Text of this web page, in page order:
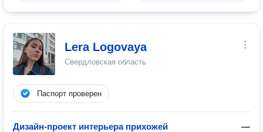
Lera Logovaya
Свердловская область
Паспорт проверен
Дизайн-проект интерьера прихожей —